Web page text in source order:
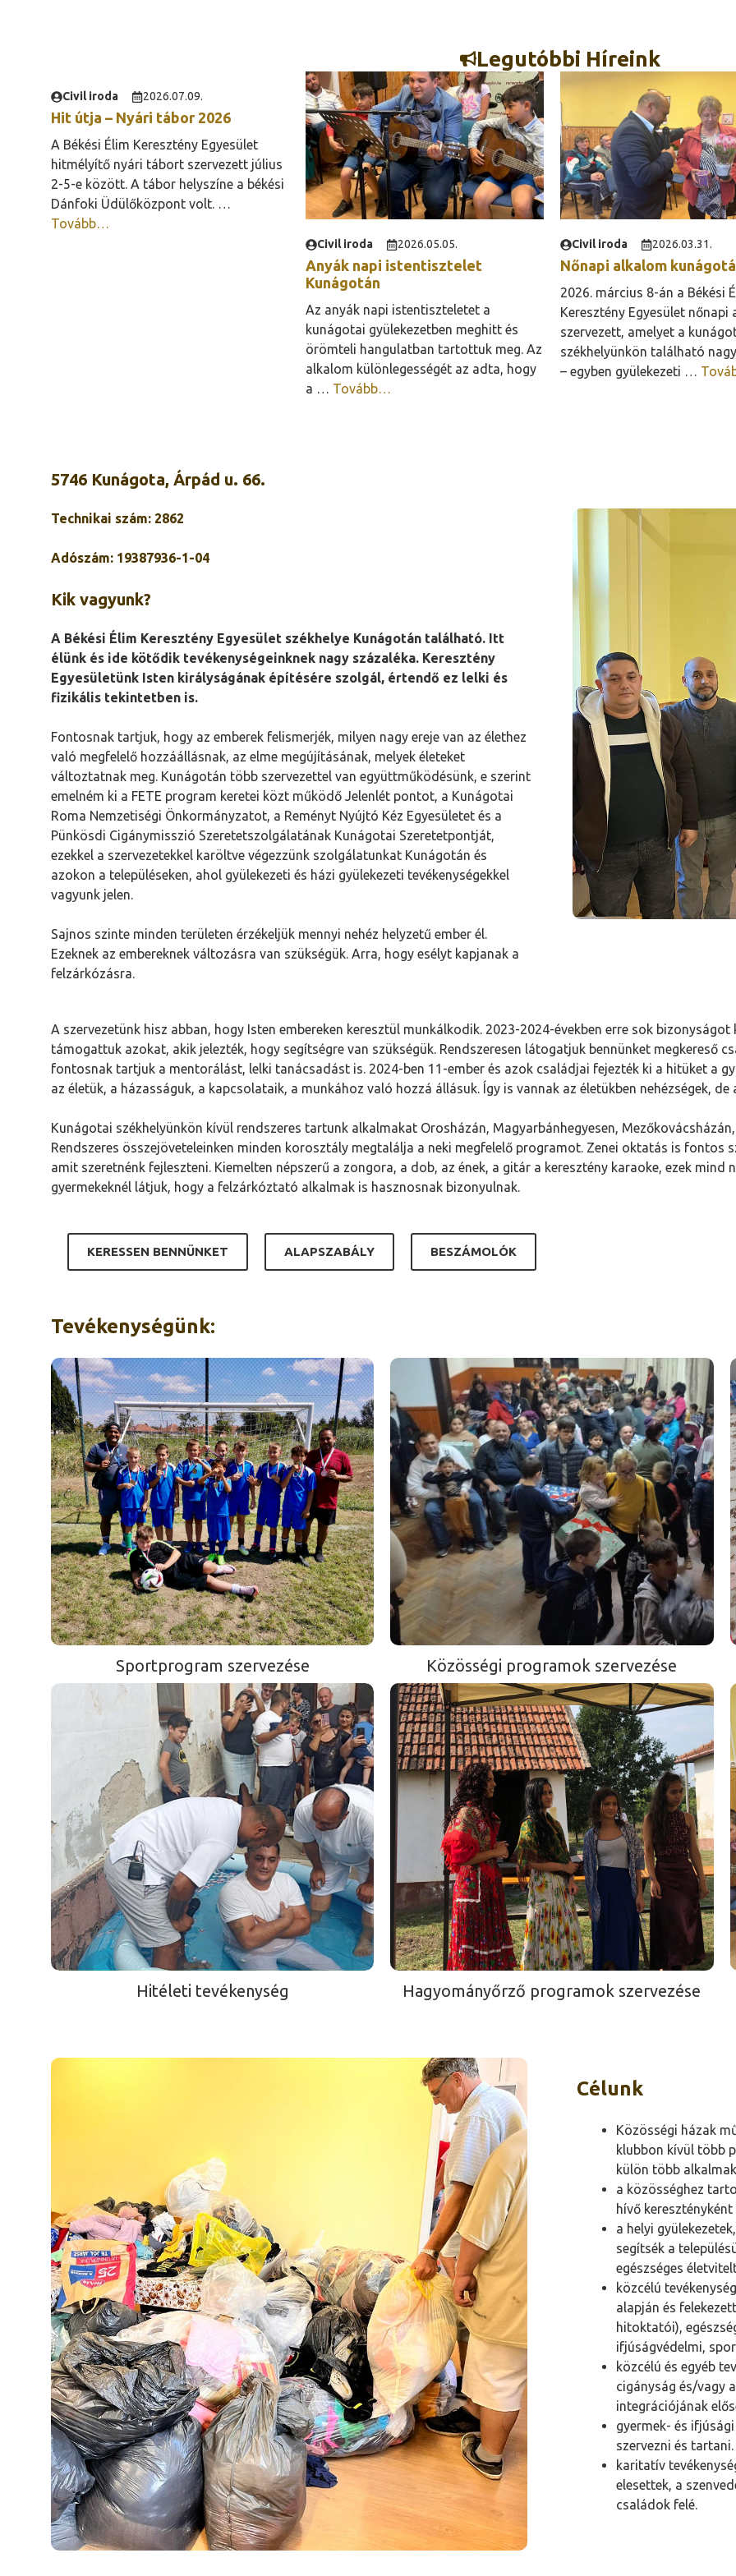
Legutóbbi Híreink
Civil iroda 2026.07.09.
Hit útja – Nyári tábor 2026
A Békési Élim Keresztény Egyesület
hitmélyítő nyári tábort szervezett július
2-5-e között. A tábor helyszíne a békési
Dánfoki Üdülőközpont volt. …
Tovább…
Civil iroda 2026.05.05.
Anyák napi istentisztelet
Kunágotán
Az anyák napi istentiszteletet a
kunágotai gyülekezetben meghitt és
örömteli hangulatban tartottuk meg. Az
alkalom különlegességét az adta, hogy
a … Tovább…
Civil iroda 2026.03.31.
Nőnapi alkalom
2026. március 8-án a Békési
Keresztény Egyesület nőnapi
szervezett, amelyet a
székhelyünkön található
– egyben gyülekezeti …
5746 Kunágota, Árpád u. 66.
Technikai szám: 2862
Adószám: 19387936-1-04
Kik vagyunk?
A Békési Élim Keresztény Egyesület székhelye Kunágotán található. Itt
élünk és ide kötődik tevékenységeinknek nagy százaléka. Keresztény
Egyesületünk Isten királyságának építésére szolgál, értendő ez lelki és
fizikális tekintetben is.
Fontosnak tartjuk, hogy az emberek felismerjék, milyen nagy ereje van az élethez
való megfelelő hozzáállásnak, az elme megújításának, melyek életeket
változtatnak meg. Kunágotán több szervezettel van együttműködésünk, e szerint
emelném ki a FETE program keretei közt működő Jelenlét pontot, a Kunágotai
Roma Nemzetiségi Önkormányzatot, a Reményt Nyújtó Kéz Egyesületet és a
Pünkösdi Cigánymisszió Szeretetszolgálatának Kunágotai Szeretetpontját,
ezekkel a szervezetekkel karöltve végezzünk szolgálatunkat Kunágotán és
azokon a településeken, ahol gyülekezeti és házi gyülekezeti tevékenységekkel
vagyunk jelen.
Sajnos szinte minden területen érzékeljük mennyi nehéz helyzetű ember él.
Ezeknek az embereknek változásra van szükségük. Arra, hogy esélyt kapjanak a
felzárkózásra.
A szervezetünk hisz abban, hogy Isten embereken keresztül munkálkodik. 2023-2024-években erre sok
támogattuk azokat, akik jelezték, hogy segítségre van szükségük. Rendszeresen látogatjuk bennünket megkereső
fontosnak tartjuk a mentorálást, lelki tanácsadást is. 2024-ben 11-ember és azok családjai fejezték ki a hitüket a
az életük, a házasságuk, a kapcsolataik, a munkához való hozzá állásuk. Így is vannak az életükben nehézségek,
Kunágotai székhelyünkön kívül rendszeres tartunk alkalmakat Orosházán, Magyarbánhegyesen,
Rendszeres összejöveteleinken minden korosztály megtalálja a neki megfelelő programot. Zenei oktatás is
amit szeretnénk fejleszteni. Kiemelten népszerű a zongora, a dob, az ének, a gitár a keresztény karaoke, ezek mind
gyermekeknél látjuk, hogy a felzárkóztató alkalmak is hasznosnak bizonyulnak.
KERESSEN BENNÜNKET ALAPSZABÁLY BESZÁMOLÓK
Tevékenységünk:
Sportprogram szervezése Közösségi programok szervezése
Hitéleti tevékenység Hagyományőrző programok szervezése
Célunk
Közösségi házak
klubbon kívül több
külön több
a közösséghez
hívő keresztényként
a helyi
segítsék a
egészséges
közcélú
alapján és
hitoktatói),
ifjúságvédelmi,
közcélú és egyéb
cigányság és/vagy
integrációjának
gyermek- és
szervezni és tartani.
karitatív
elesettek, a
családok felé.